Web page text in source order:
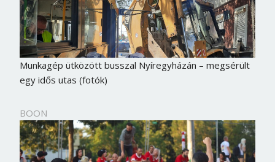
Munkagép ütközött busszal Nyíregyházán – megsérült
egy idős utas (fotók)
BOON